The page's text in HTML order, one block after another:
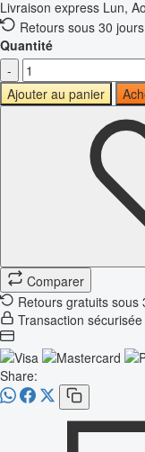
Livraison express Lun,
Retours sous 30 jours
Quantité
-
Ajouter au panier
Comparer
Retours gratuits sous
Transaction sécurisée
Share: